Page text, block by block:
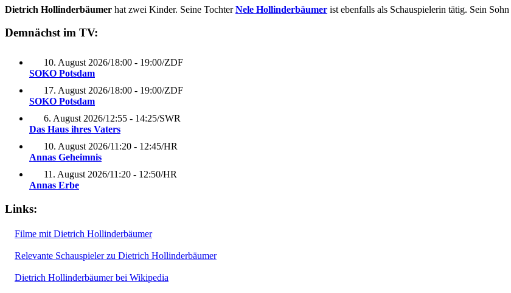
Dietrich Hollinderbäumer hat zwei Kinder. Seine TochterNele Hollinderbäumer ist ebenfalls als Schauspielerin tätig. Sein Sohn
Demnächst im TV:
10. August 2026/18:00 - 19:00/ZDF
SOKO Potsdam
17. August 2026/18:00 - 19:00/ZDF
SOKO Potsdam
6. August 2026/12:55 - 14:25/SWR
Das Haus ihres Vaters
10. August 2026/11:20 - 12:45/HR
Annas Geheimnis
11. August 2026/11:20 - 12:50/HR
Annas Erbe
Links:
Filme mit Dietrich Hollinderbäumer
Relevante Schauspieler zu Dietrich Hollinderbäumer
Dietrich Hollinderbäumer bei Wikipedia